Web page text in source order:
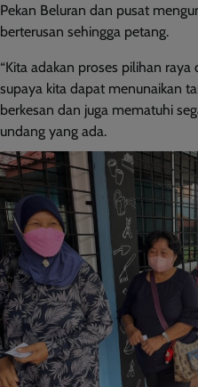
Pekan Beluran dan pusat
berterusan sehingga petang.
“Kita adakan proses pilihan
supaya kita dapat menunaikan
berkesan dan juga mematuhi
undang yang ada.